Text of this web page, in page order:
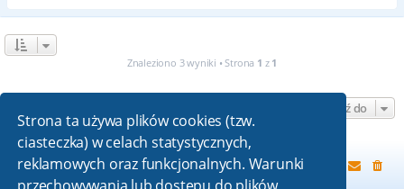
Strona ta używa plików cookies (tzw.
ciasteczka) w celach statystycznych,
reklamowych oraz funkcjonalnych. Warunki
Znaleziono 3 wyniki • Strona 1 z 1
Przejdź do
Strona główna